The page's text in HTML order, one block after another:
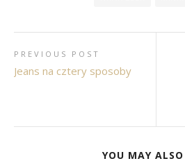
PREVIOUS POST
Jeans na cztery sposoby
YOU MAY